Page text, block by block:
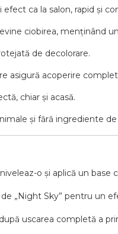
ca la salon, rapid și
ciobirea, menținând
de decolorare.
asigură acoperire
chiar și acasă.
și fără ingrediente
o și aplică un base
„Night Sky” pentru un
uscarea completă a